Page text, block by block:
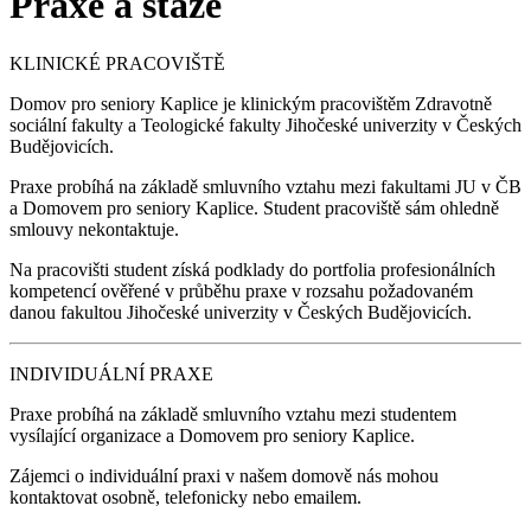
KLINICKÉ PRACOVIŠTĚ
Domov pro seniory Kaplice je klinickým pracovištěm Zdravotně
sociální fakulty a Teologické fakulty Jihočeské univerzity v Českých
Budějovicích.
Praxe probíhá na základě smluvního vztahu mezi fakultami JU v ČB
a Domovem pro seniory Kaplice. Student pracoviště sám ohledně
smlouvy nekontaktuje.
Na pracovišti student získá podklady do portfolia profesionálních
kompetencí ověřené v průběhu praxe v rozsahu požadovaném
danou fakultou Jihočeské univerzity v Českých Budějovicích.
INDIVIDUÁLNÍ PRAXE
Praxe probíhá na základě smluvního vztahu mezi studentem
vysílající organizace a Domovem pro seniory Kaplice.
Zájemci o individuální praxi v našem domově nás mohou
kontaktovat osobně, telefonicky nebo emailem.